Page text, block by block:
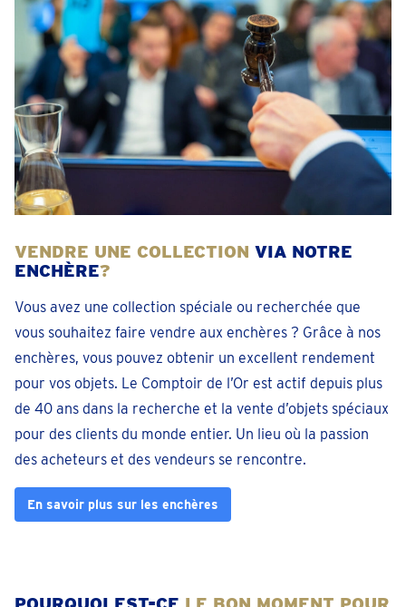
Prendre un rendez-vous
Bree
Rode Kruislaan 46
Fermé• lundi pour 09:30
téléphoner +3289391549
Prendre un rendez-vous
Hoefijzerlaan 51
Fermé • lundi pour 09:30
téléphoner 050 - 34 67 46
Prendre un rendez-vous
Charleroi
Prendre un rendez-vous
VENDRE UNE COLLECTION VIA NOTRE
ENCHÈRE?
Vous avez une collection spéciale ou recherchée que
vous souhaitez faire vendre aux enchères ? Grâce à nos
enchères, vous pouvez obtenir un excellent rendement
pour vos objets. Le Comptoir de l’Or est actif depuis plus
de 40 ans dans la recherche et la vente d’objets spéciaux
pour des clients du monde entier. Un lieu où la passion
des acheteurs et des vendeurs se rencontre.
En savoir plus sur les enchères